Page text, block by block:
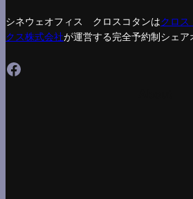
シネウェオフィス クロスコタンはクロス
クス株式会社が運営する完全予約制シェア
Facebook